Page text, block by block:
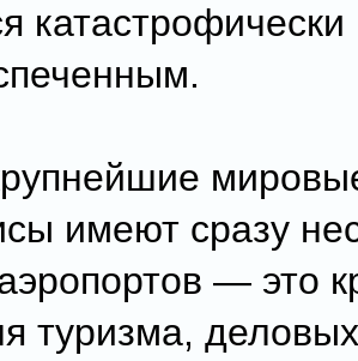
катастрофически
имеют сразу
— это
туризма,